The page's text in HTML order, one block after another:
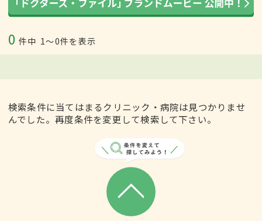
0 件中 1〜0件を表示
検索条件に当てはまるクリニック・病院は見つかりませ
んでした。再度条件を変更して検索して下さい。